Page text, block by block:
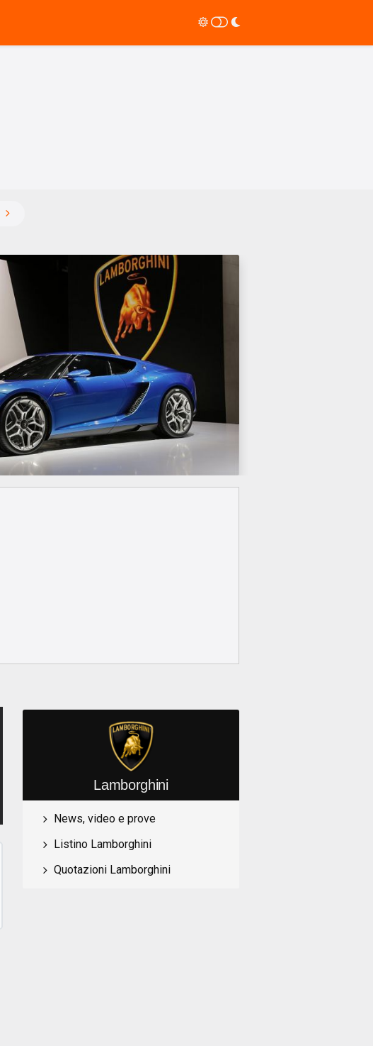
Lamborghini
News, video e prove
Listino Lamborghini
Quotazioni Lamborghini